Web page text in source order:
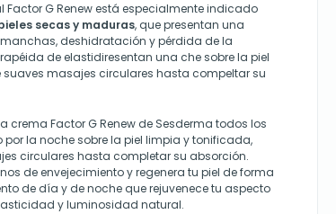
Factor G Renew está especialmente indicado
secas y maduras, que presentan una
deshidratación y pérdida de la
de elastidiresentan una che sobre la piel
masajes circulares hasta compeltar su
crema Factor G Renew de Sesderma todos los
la noche sobre la piel limpia y tonificada,
circulares hasta completar su absorción.
de envejecimiento y regenera tu piel de forma
de día y de noche que rejuvenece tu aspecto
y luminosidad natural.